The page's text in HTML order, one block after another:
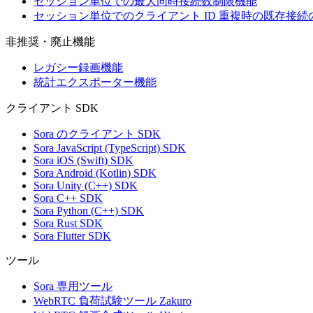
セッション単位でのクライアント ID 重複時の既存接続
非推奨・廃止機能
レガシー録画機能
統計エクスポーター機能
クライアント SDK
Sora のクライアント SDK
Sora JavaScript (TypeScript) SDK
Sora iOS (Swift) SDK
Sora Android (Kotlin) SDK
Sora Unity (C++) SDK
Sora C++ SDK
Sora Python (C++) SDK
Sora Rust SDK
Sora Flutter SDK
ツール
Sora 専用ツール
WebRTC 負荷試験ツール Zakuro